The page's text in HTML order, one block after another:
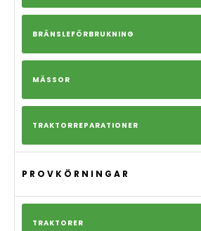
BRÄNSLEFÖRBRUKNING
MÄSSOR
TRAKTORREPARATIONER
PROVKÖRNINGAR
TRAKTORER